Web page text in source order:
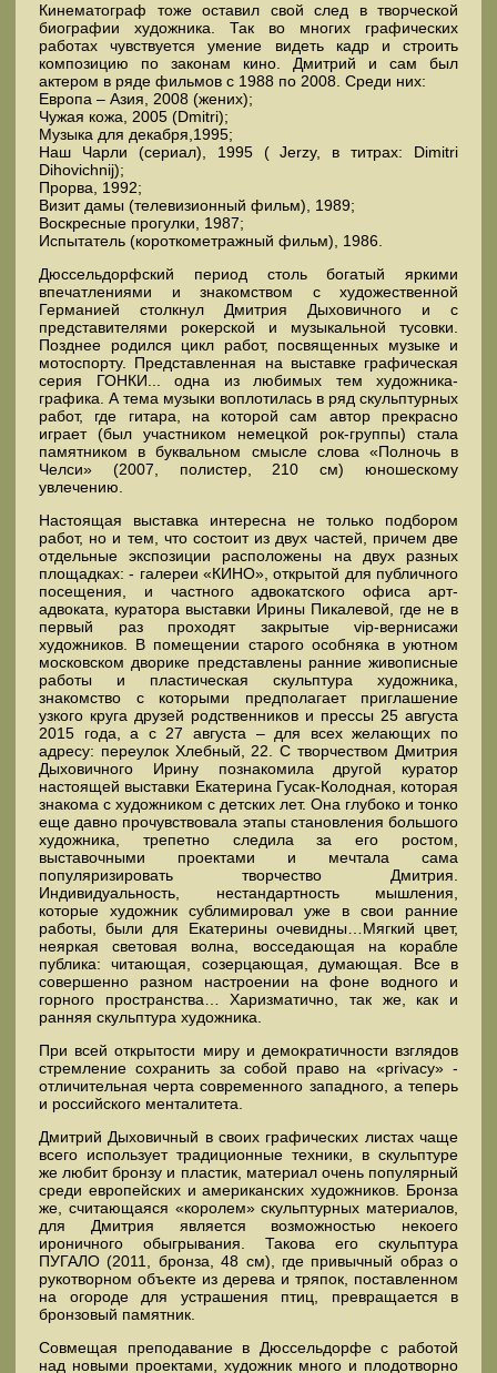
Кинематограф тоже оставил свой след в творческой
биографии художника. Так во многих графических
работах чувствуется умение видеть кадр и строить
композицию по законам кино. Дмитрий и сам был
актером в ряде фильмов с 1988 по 2008. Среди них:
Европа – Азия, 2008 (жених);
Чужая кожа, 2005 (Dmitri);
Музыка для декабря,1995;
Наш Чарли (сериал), 1995 ( Jerzy, в титрах: Dimitri
Dihovichnij);
Прорва, 1992;
Визит дамы (телевизионный фильм), 1989;
Воскресные прогулки, 1987;
Испытатель (короткометражный фильм), 1986.
Дюссельдорфский период столь богатый яркими
впечатлениями и знакомством с художественной
Германией столкнул Дмитрия Дыховичного и с
представителями рокерской и музыкальной тусовки.
Позднее родился цикл работ, посвященных музыке и
мотоспорту. Представленная на выставке графическая
серия ГОНКИ... одна из любимых тем художника-
графика. А тема музыки воплотилась в ряд скульптурных
работ, где гитара, на которой сам автор прекрасно
играет (был участником немецкой рок-группы) стала
памятником в буквальном смысле слова «Полночь в
Челси» (2007, полистер, 210 см) юношескому
увлечению.
Настоящая выставка интересна не только подбором
работ, но и тем, что состоит из двух частей, причем две
отдельные экспозиции расположены на двух разных
площадках: - галереи «КИНО», открытой для публичного
посещения, и частного адвокатского офиса арт-
адвоката, куратора выставки Ирины Пикалевой, где не в
первый раз проходят закрытые vip-вернисажи
художников. В помещении старого особняка в уютном
московском дворике представлены ранние живописные
работы и пластическая скульптура художника,
знакомство с которыми предполагает приглашение
узкого круга друзей родственников и прессы 25 августа
2015 года, а с 27 августа – для всех желающих по
адресу: переулок Хлебный, 22. С творчеством Дмитрия
Дыховичного Ирину познакомила другой куратор
настоящей выставки Екатерина Гусак-Колодная, которая
знакома с художником с детских лет. Она глубоко и тонко
еще давно прочувствовала этапы становления большого
художника, трепетно следила за его ростом,
выставочными проектами и мечтала сама
популяризировать творчество Дмитрия.
Индивидуальность, нестандартность мышления,
которые художник сублимировал уже в свои ранние
работы, были для Екатерины очевидны…Мягкий цвет,
неяркая световая волна, восседающая на корабле
публика: читающая, созерцающая, думающая. Все в
совершенно разном настроении на фоне водного и
горного пространства… Харизматично, так же, как и
ранняя скульптура художника.
При всей открытости миру и демократичности взглядов
стремление сохранить за собой право на «privacy» -
отличительная черта современного западного, а теперь
и российского менталитета.
Дмитрий Дыховичный в своих графических листах чаще
всего использует традиционные техники, в скульптуре
же любит бронзу и пластик, материал очень популярный
среди европейских и американских художников. Бронза
же, считающаяся «королем» скульптурных материалов,
для Дмитрия является возможностью некоего
ироничного обыгрывания. Такова его скульптура
ПУГАЛО (2011, бронза, 48 см), где привычный образ о
рукотворном объекте из дерева и тряпок, поставленном
на огороде для устрашения птиц, превращается в
бронзовый памятник.
Совмещая преподавание в Дюссельдорфе с работой
над новыми проектами, художник много и плодотворно